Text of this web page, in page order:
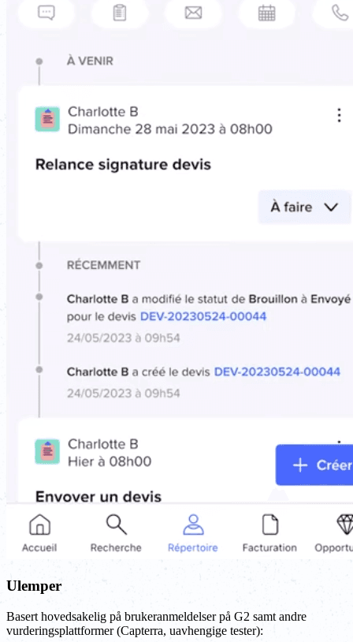
Ulemper
Basert hovedsakelig på brukeranmeldelser på G2 samt andre
vurderingsplattformer (Capterra, uavhengige tester):